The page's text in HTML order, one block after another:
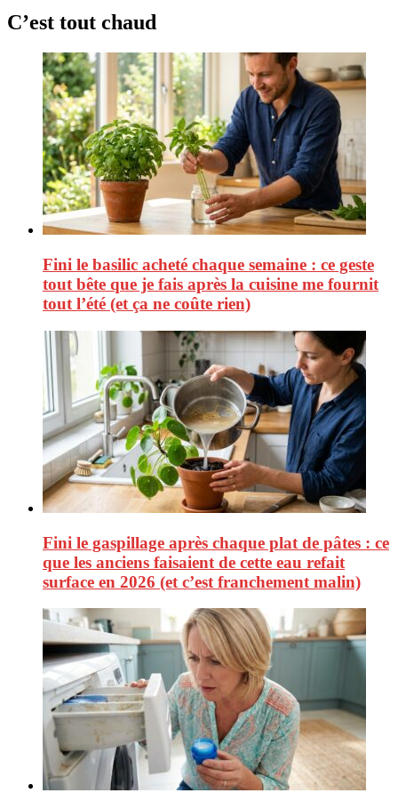
C’est tout chaud
Fini le basilic acheté chaque semaine : ce geste
tout bête que je fais après la cuisine me fournit
tout l’été (et ça ne coûte rien)
Fini le gaspillage après chaque plat de pâtes : ce
que les anciens faisaient de cette eau refait
surface en 2026 (et c’est franchement malin)